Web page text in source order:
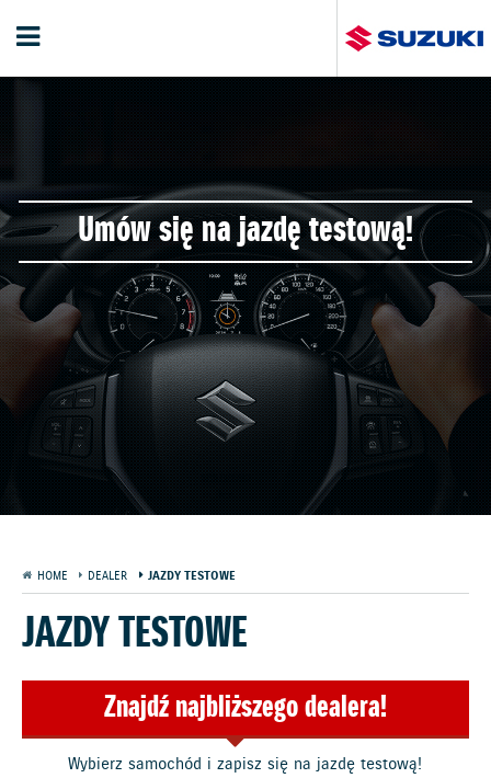
Umów się na jazdę testową!
HOME DEALER JAZDY TESTOWE
JAZDY TESTOWE
Znajdź najbliższego dealera!
Wybierz samochód i zapisz się na jazdę testową!